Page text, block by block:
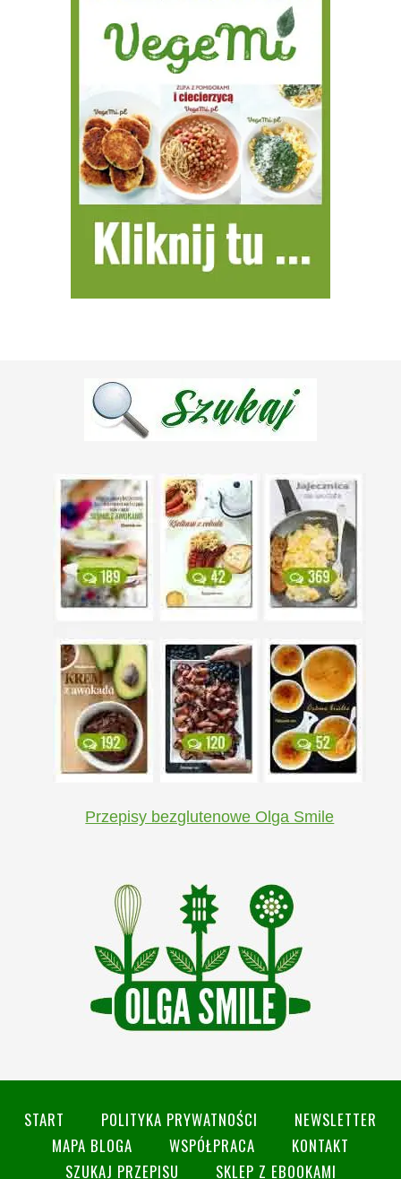
Przepisy bezglutenowe Olga Smile
START POLITYKA PRYWATNOŚCI
NEWSLETTER
MAPA BLOGA
WSPÓŁPRACA
KONTAKT
SZUKAJ PRZEPISU
SKLEP Z EBOOKAMI